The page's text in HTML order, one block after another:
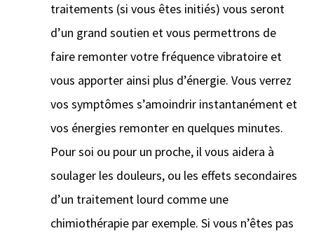
traitements (si vous êtes initiés) vous seront
d’un grand soutien et vous permettrons de
faire remonter votre fréquence vibratoire et
vous apporter ainsi plus d’énergie. Vous verrez
vos symptômes s’amoindrir instantanément et
vos énergies remonter en quelques minutes.
Pour soi ou pour un proche, il vous aidera à
soulager les douleurs, ou les effets secondaires
d’un traitement lourd comme une
chimiothérapie par exemple. Si vous n’êtes pas